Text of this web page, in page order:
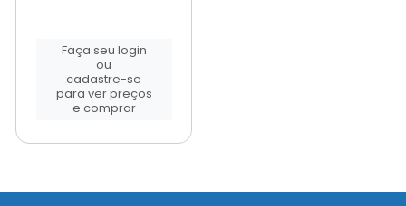
Faça seu login
ou
cadastre-se
para ver preços
e comprar